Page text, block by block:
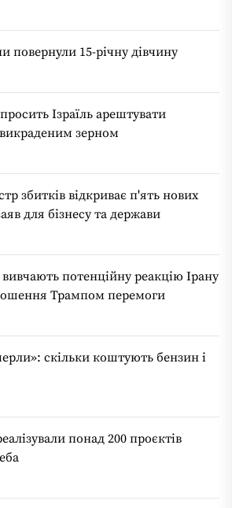
повернули 15-річну дівчину
Ізраїль арештувати
викраденим зерном
збитків відкриває п'ять нових
для бізнесу та держави
потенційну реакцію Ірану
Трампом перемоги
скільки коштують бензин і
понад 200 проєктів